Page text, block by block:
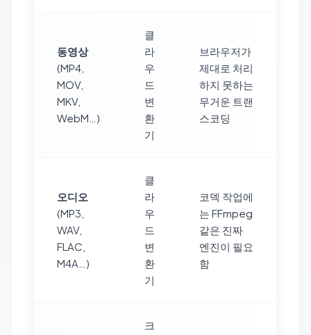
동영상
(MP4,
MOV,
MKV,
WebM…)
클
라
우
드
변
환
기
브라우저가
제대로 처리
하지 못하는
무거운 트랜
스코딩
오디오
(MP3,
WAV,
FLAC,
M4A…)
클
라
우
드
변
환
기
코덱 작업에
는 FFmpeg
같은 진짜
엔진이 필요
함
크